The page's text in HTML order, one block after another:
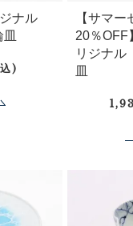
ジナル
)
【サマー
20％OFF
リジナ
皿